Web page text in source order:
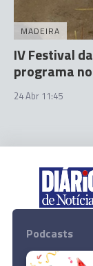
MADEIRA
IV Festival
programa
24 Abr 11:45
Podcasts